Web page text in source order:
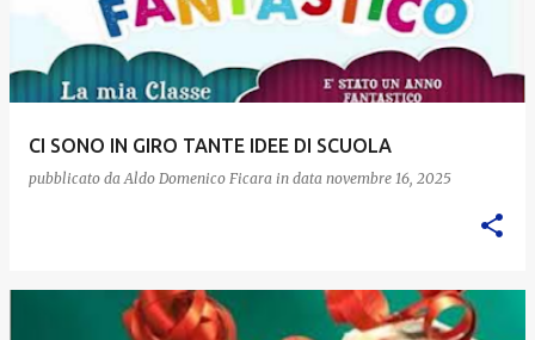
CI SONO IN GIRO TANTE IDEE DI SCUOLA
pubblicato da Aldo Domenico Ficara in data novembre 16, 2025